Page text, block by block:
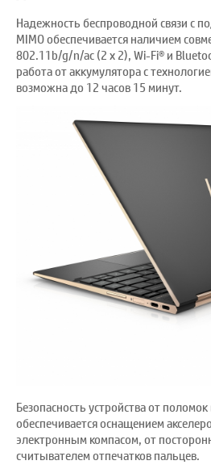
Надежность беспроводной связи с
MIMO обеспечивается наличием
802.11b/g/n/ac (2 x 2), Wi-Fi® и
работа от аккумулятора с
возможна до 12 часов 15 минут.
Безопасность устройства от
обеспечивается оснащением
электронным компасом, от
считывателем отпечатков пальцев.